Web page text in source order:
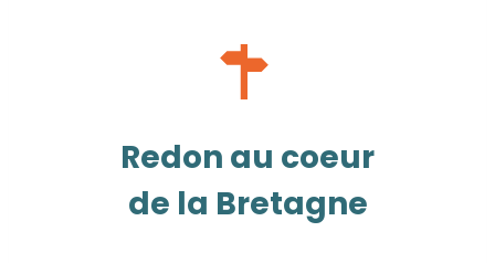
Redon au coeur
de la Bretagne